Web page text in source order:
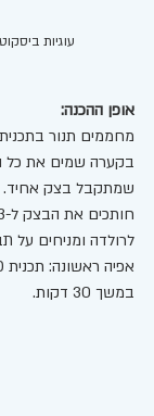
עוגיות
אופן ההכנה:
מחממים תנור בתכנית 4D (טורבו), 180 מעלות.
בקערה שמים את כל
שמתקבל בצק אחיד.
לרולדה ומניחים על
במשך 30 דקות.